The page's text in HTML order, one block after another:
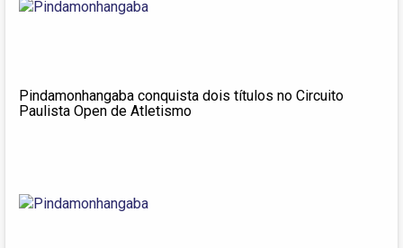
Pindamonhangaba conquista dois títulos no Circuito
Paulista Open de Atletismo